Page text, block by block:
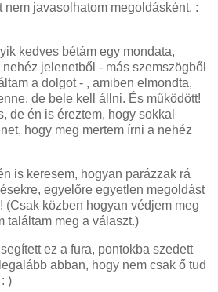
nem javasolhatom megoldásként. :
kedves bétám egy mondata,
jelenetből - más szemszögből
a dolgot - , amiben elmondta,
de bele kell állni. És működött!
de én is éreztem, hogy sokkal
hogy meg mertem írni a nehéz
is keresem, hogyan parázzak rá
egyelőre egyetlen megoldást
(Csak közben hogyan védjem meg
találtam meg a választ.)
ez a fura, pontokba szedett
abban, hogy nem csak ő tud
)